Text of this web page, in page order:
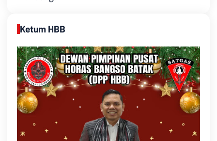
Ketum HBB